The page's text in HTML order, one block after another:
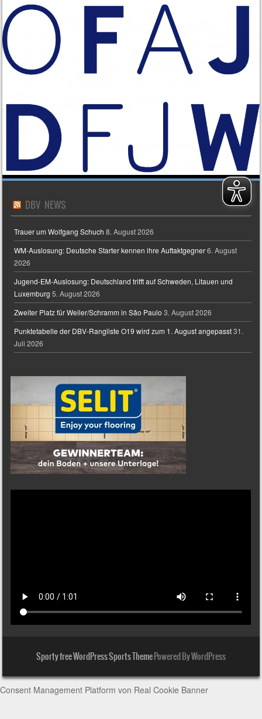
DBV NEWS
Trauer um Wolfgang Schuch 8. August 2026
WM-Auslosung: Deutsche Starter kennen ihre Auftaktgegner 6. August
2026
Jugend-EM-Auslosung: Deutschland trifft auf Schweden, Litauen und
Luxemburg 5. August 2026
Zweiter Platz für Weiler/Schramm in São Paulo 3. August 2026
Punktetabelle der DBV-Rangliste O19 wird zum 1. August angepasst 31.
Juli 2026
Sporty free WordPress Sports ThemePowered By WordPress
Consent Management Platform von Real Cookie Banner